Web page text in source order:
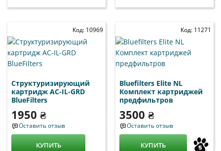
Код: 10969
Cтруктуризирующий
картридж AC-IL-GRD
BlueFilters
1950 ₴
Оставить отзыв
КУПИТЬ
Код: 11271
Bluefilters Elite NL
Комплект картриджей
предфильтров
3500 ₴
Оставить отзыв
КУПИТЬ